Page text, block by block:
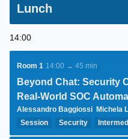
Lunch
14:00
Room 1 14:00 → 45 min
Beyond Chat: Security
Real‑World SOC
Alessandro Baggiossi Michela
Session
Security